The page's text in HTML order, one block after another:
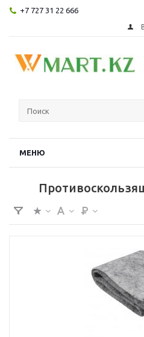
+7 727 31 22 666
МЕНЮ